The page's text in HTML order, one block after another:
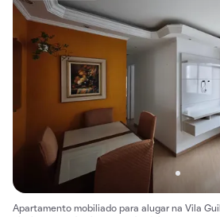
Apartamento mobiliado para alugar na Vila